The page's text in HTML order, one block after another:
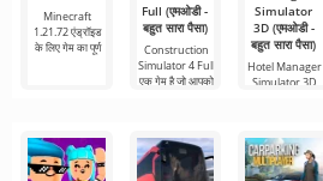
Minecraft
1.21.72 एंड्रॉइड
के लिए गेम का पूर्ण
Full (एमओडी -
बहुत सारा पैसा)
Construction
Simulator 4 Full
एक गेम है जो आपको
Simulator
3D (एमओडी -
बहुत सारा पैसा)
Hotel Manager
Simulator 3D